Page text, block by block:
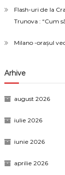
Flash-uri de la
Trunova : “Cum
Milano -orașul
Arhive
august 2026
iulie 2026
iunie 2026
aprilie 2026